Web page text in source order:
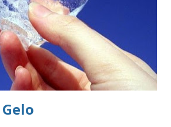
em ouro, com quatro torres, três
cada. Suportes: dois ramos de café,
natural. Divisa: ‘Non ducor duco’
. A cr...